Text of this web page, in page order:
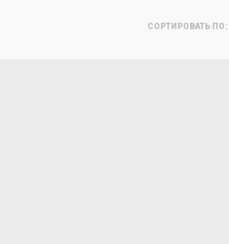
СОРТИРОВАТЬ ПО: